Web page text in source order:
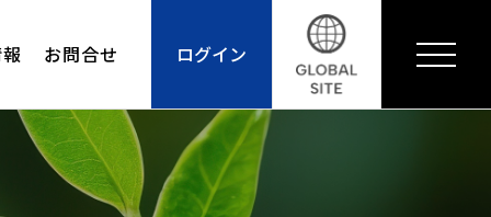
お問合せ ログイン